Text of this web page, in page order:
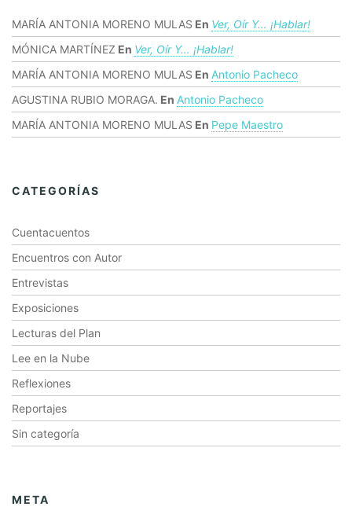
MARÍA ANTONIA MORENO MULAS En Ver, Oír Y… ¡hablar!
MÓNICA MARTÍNEZ En Ver, Oír Y… ¡hablar!
MARÍA ANTONIA MORENO MULAS En Antonio Pacheco
AGUSTINA RUBIO MORAGA. En Antonio Pacheco
MARÍA ANTONIA MORENO MULAS En Pepe Maestro
CATEGORÍAS
Cuentacuentos
Encuentros con Autor
Entrevistas
Exposiciones
Lecturas del Plan
Lee en la Nube
Reflexiones
Reportajes
Sin categoría
META